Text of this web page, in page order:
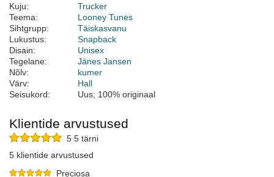
Kuju:
Trucker
Teema:
Looney Tunes
Sihtgrupp:
Täiskasvanu
Lukustus:
Snapback
Disain:
Unisex
Tegelane:
Jänes Jansen
Nõlv:
kumer
Värv:
Hall
Seisukord:
Uus; 100% originaal
Klientide arvustused
5 5 tärni
5 klientide arvustused
Preciosa